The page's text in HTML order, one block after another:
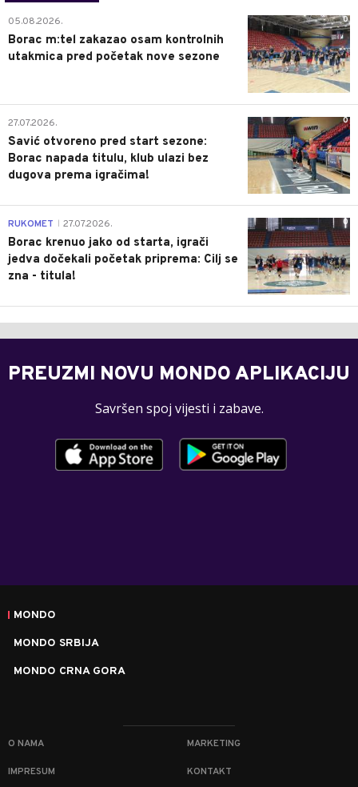
0
05.08.2026.
Borac m:tel zakazao osam kontrolnih
utakmica pred početak nove sezone
0
27.07.2026.
Savić otvoreno pred start sezone:
Borac napada titulu, klub ulazi bez
dugova prema igračima!
0
RUKOMET 27.07.2026.
Borac krenuo jako od starta, igrači
jedva dočekali početak priprema: Cilj se
zna - titula!
PREUZMI NOVU MONDO APLIKACIJU
Savršen spoj vijesti i zabave.
MONDO
MONDO SRBIJA
MONDO CRNA GORA
O NAMA MARKETING
IMPRESUM KONTAKT